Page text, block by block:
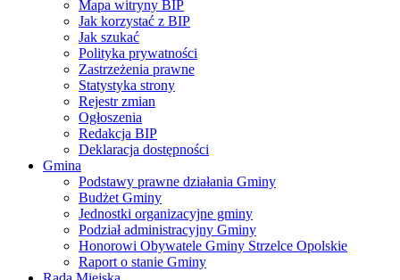
Mapa witryny BIP
Jak korzystać z BIP
Jak szukać
Polityka prywatności
Zastrzeżenia prawne
Statystyka strony
Rejestr zmian
Ogłoszenia
Redakcja BIP
Deklaracja dostępności
Gmina
Podstawy prawne działania Gminy
Budżet Gminy
Jednostki organizacyjne gminy
Podział administracyjny Gminy
Honorowi Obywatele Gminy Strzelce Opolskie
Raport o stanie Gminy